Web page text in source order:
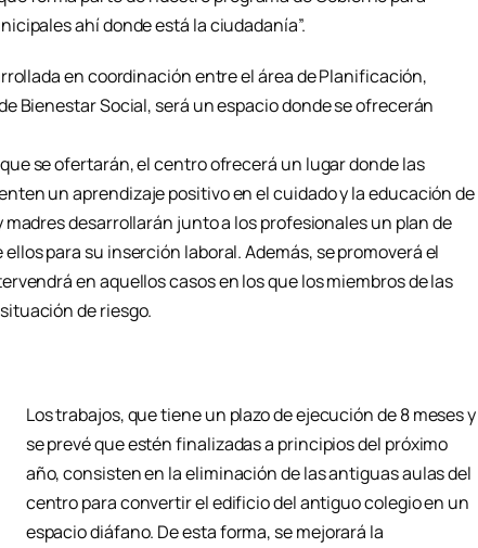
ahí donde está la ciudadanía”.
en coordinación entre el área de Planificación,
Bienestar Social, será un espacio donde se ofrecerán
se ofertarán, el centro ofrecerá un lugar donde las
un aprendizaje positivo en el cuidado y la educación de
madres desarrollarán junto a los profesionales un plan de
para su inserción laboral. Además, se promoverá el
en aquellos casos en los que los miembros de las
de riesgo.
Los trabajos, que tiene un plazo de ejecución de 8 meses y
se prevé que estén finalizadas a principios del próximo
año, consisten en la eliminación de las antiguas aulas del
centro para convertir el edificio del antiguo colegio en un
espacio diáfano. De esta forma, se mejorará la